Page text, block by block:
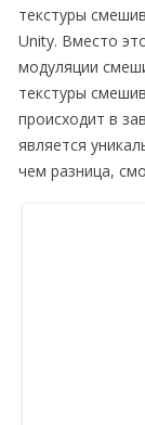
текстуры
Unity. Вместо
модуляции
текстуры
происходит в
является
чем разница,